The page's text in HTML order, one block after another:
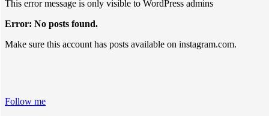
This error message is only visible to WordPress admins
Error: No posts found.
Make sure this account has posts available on instagram.com.
Follow me